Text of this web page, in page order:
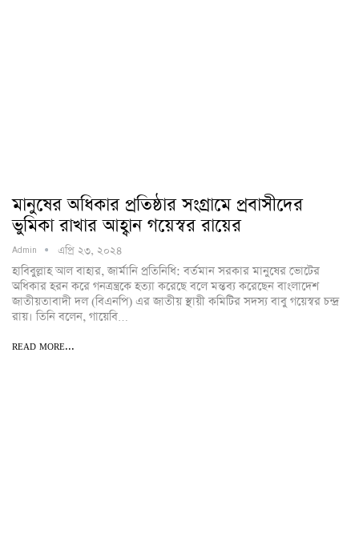
মানুষের অধিকার প্রতিষ্ঠার সংগ্রামে প্রবাসীদের
ভুমিকা রাখার আহ্বান গয়েস্বর রায়ের
Admin এপ্রি ২৩, ২০২৪
হাবিবুল্লাহ আল বাহার, জার্মানি প্রতিনিধি: বর্তমান সরকার মানুষের ভোটের
অধিকার হরন করে গনত্রন্ত্রকে হত্যা করেছে বলে মন্তব্য করেছেন বাংলাদেশ
জাতীয়তাবাদী দল (বিএনপি) এর জাতীয় স্থায়ী কমিটির সদস্য বাবু গয়েস্বর চন্দ্র
রায়। তিনি বলেন, গায়েবি…
READ MORE...